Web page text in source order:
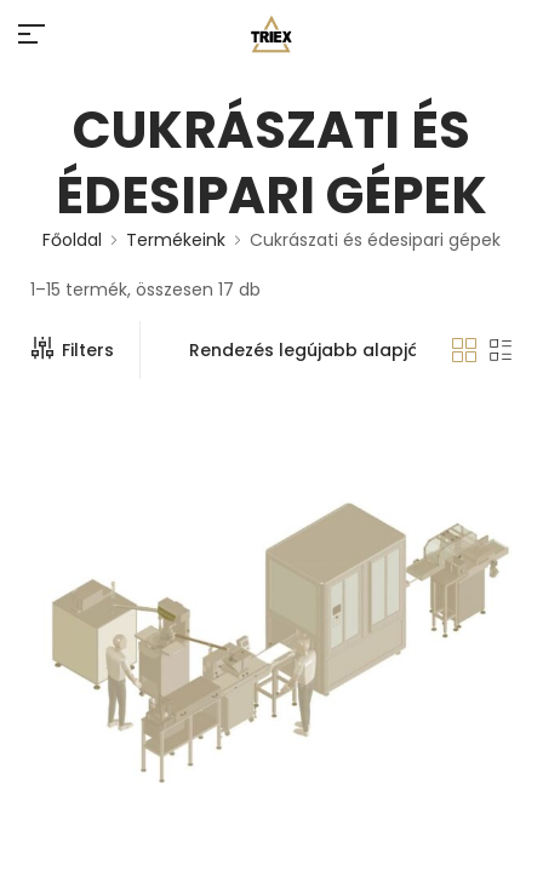
CUKRÁSZATI ÉS
ÉDESIPARI GÉPEK
Főoldal Termékeink Cukrászati és édesipari gépek
1–15 termék, összesen 17 db
Filters